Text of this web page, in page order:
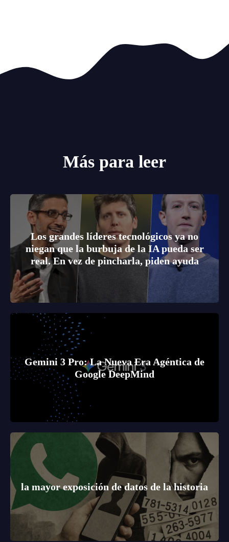
Más para leer
Los grandes líderes tecnológicos ya no
niegan que la burbuja de la IA pueda ser
real. En vez de pincharla, piden ayuda
Gemini 3 Pro: La Nueva Era Agéntica de
Google DeepMind
la mayor exposición de datos de la historia